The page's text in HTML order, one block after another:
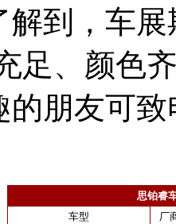
解到，车
足、颜色
的朋友可
思铂睿
车型
厂